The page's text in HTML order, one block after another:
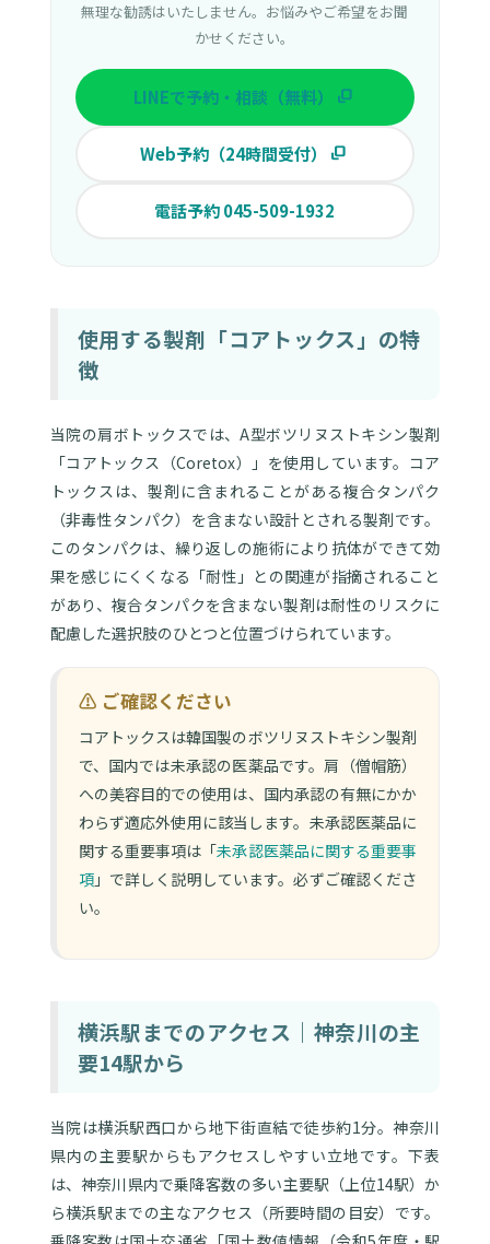
無理な勧誘はいたしません。お悩みやご希望をお聞
かせください。
LINEで予約・相談（無料）
Web予約（24時間受付）
電話予約 045-509-1932
使用する製剤「コアトックス」の特
徴
当院の肩ボトックスでは、A型ボツリヌストキシン製剤
「コアトックス（Coretox）」を使用しています。コア
トックスは、製剤に含まれることがある複合タンパク
（非毒性タンパク）を含まない設計とされる製剤です。
このタンパクは、繰り返しの施術により抗体ができて効
果を感じにくくなる「耐性」との関連が指摘されること
があり、複合タンパクを含まない製剤は耐性のリスクに
配慮した選択肢のひとつと位置づけられています。
⚠ ご確認ください
コアトックスは韓国製のボツリヌストキシン製剤
で、国内では未承認の医薬品です。肩（僧帽筋）
への美容目的での使用は、国内承認の有無にかか
わらず適応外使用に該当します。未承認医薬品に
関する重要事項は「未承認医薬品に関する重要事
項」で詳しく説明しています。必ずご確認くださ
い。
横浜駅までのアクセス｜神奈川の主
要14駅から
当院は横浜駅西口から地下街直結で徒歩約1分。神奈川
県内の主要駅からもアクセスしやすい立地です。下表
は、神奈川県内で乗降客数の多い主要駅（上位14駅）か
ら横浜駅までの主なアクセス（所要時間の目安）です。